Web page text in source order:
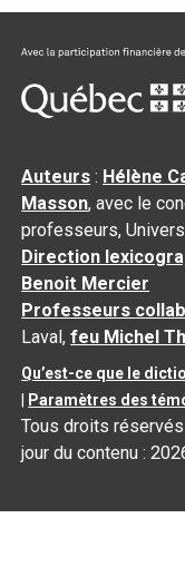
Auteurs : Hélène
Masson, avec le
professeurs,
Direction
Benoit Mercier
Professeurs
Laval,feu Michel
Qu’est-ce que le
Paramètres des
Tous droits réservés
jour du contenu :